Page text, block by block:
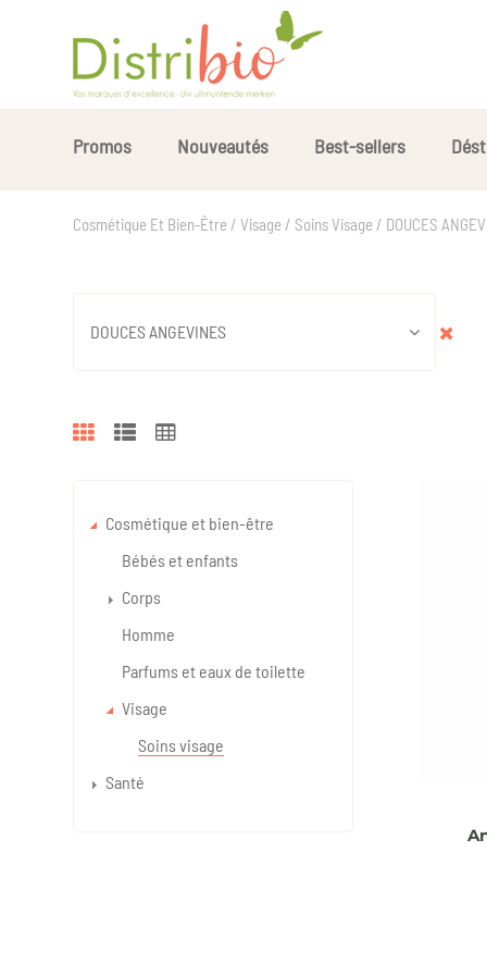
Promos Nouveautés Best-sellers
Cosmétique Et Bien-Être / Visage / Soins Visage / DOUCES
DOUCES ANGEVINES
Cosmétique et bien-être
Bébés et enfants
Corps
Homme
Parfums et eaux de toilette
Visage
Soins visage
Santé